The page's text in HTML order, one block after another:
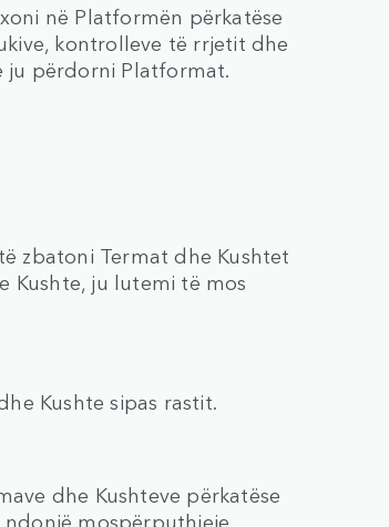
në Platformën përkatëse
kontrolleve të rrjetit dhe
ju përdorni Platformat.
zbatoni Termat dhe Kushtet
Kushte, ju lutemi të mos
Kushte sipas rastit.
dhe Kushteve përkatëse
mospërputhjeje